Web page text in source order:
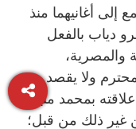
إلى أغانيهما منذ
دياب بالفعل
والمصرية،
ولا يقصد
بمحمد منير
غير ذلك من قبل؛